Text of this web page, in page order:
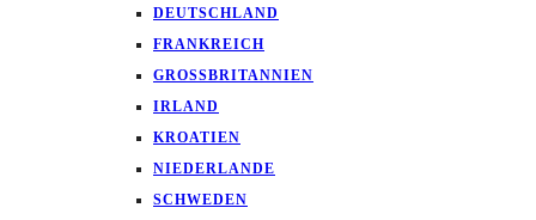
DEUTSCHLAND
FRANKREICH
GROSSBRITANNIEN
IRLAND
KROATIEN
NIEDERLANDE
SCHWEDEN